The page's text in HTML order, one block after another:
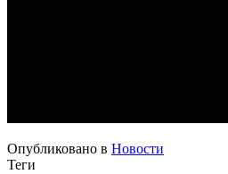
Опубликовано в Новости
Теги